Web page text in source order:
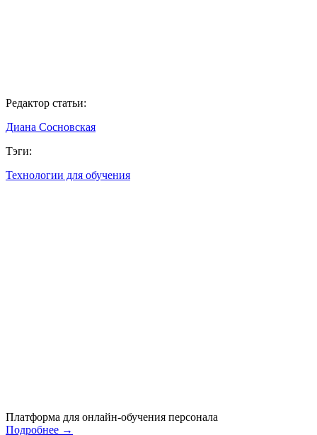
Редактор статьи:
Диана Сосновская
Тэги:
Технологии для обучения
Платформа для онлайн-обучения персонала
Подробнее →